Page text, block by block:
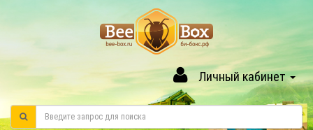
Личный кабинет